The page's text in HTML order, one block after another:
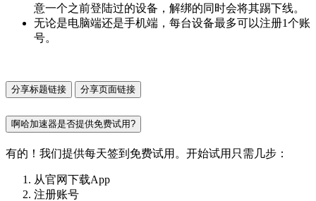
意一个之前登陆过的设备，解绑的同时会将其踢下线。
无论是电脑端还是手机端，每台设备最多可以注册1个账
号。
分享标题链接 分享页面链接
啊哈加速器是否提供免费试用?
有的！我们提供每天签到免费试用。开始试用只需几步：
从官网下载App
注册账号